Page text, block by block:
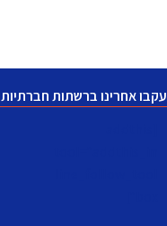
עקבו אחרינו ברשתות חברתיות